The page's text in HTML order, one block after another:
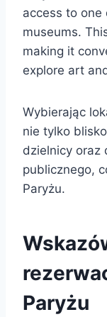
access to one
museums.
making it
explore art
Wybierając
nie tylko
dzielnicy oraz
publicznego,
Paryżu.
Paryżu